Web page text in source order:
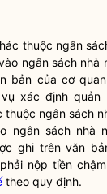
thuộc ngân
ngân sách nhà
bản của cơ quan
xác định quản
thuộc ngân sách
ngân sách nhà
ghi trên văn
nộp tiền
theo quy định.